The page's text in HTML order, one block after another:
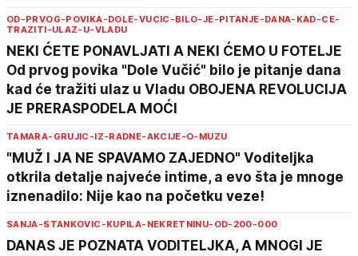
OD-PRVOG-POVIKA-DOLE-VUCIC-BILO-JE-PITANJE-DANA-KAD-CE-
TRAZITI-ULAZ-U-VLADU
NEKI ĆETE PONAVLJATI A NEKI ĆEMO U FOTELJE
Od prvog povika "Dole Vučić" bilo je pitanje dana
kad će tražiti ulaz u Vladu OBOJENA REVOLUCIJA
JE PRERASPODELA MOĆI
TAMARA-GRUJIC-IZ-RADNE-AKCIJE-O-MUZU
"MUŽ I JA NE SPAVAMO ZAJEDNO" Voditeljka
otkrila detalje najveće intime, a evo šta je mnoge
iznenadilo: Nije kao na početku veze!
SANJA-STANKOVIC-KUPILA-NEKRETNINU-OD-200-000
DANAS JE POZNATA VODITELJKA, A MNOGI JE